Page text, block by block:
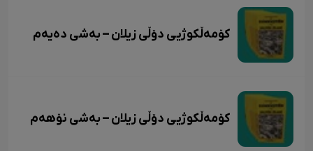
کۆمەڵکوژیی دۆڵی زیلان – بەشی دەیەم
کۆمەڵکوژیی دۆڵی زیلان – بەشی نۆهەم